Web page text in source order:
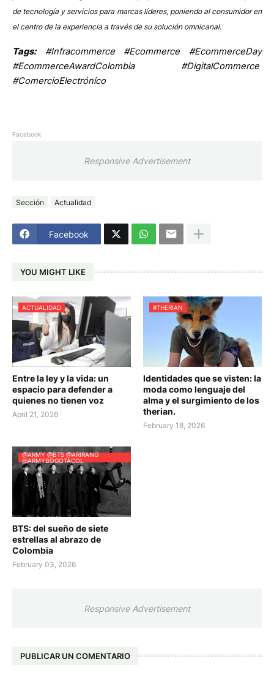
de tecnología y servicios para marcas líderes, poniendo al consumidor en
el centro de la experiencia a través de su solución omnicanal.
Tags:
#Infracommerce #Ecommerce #EcommerceDay
#EcommerceAwardColombia #DigitalCommerce
#ComercioElectrónico
Facebook
Responsive Advertisement
Sección Actualidad
Facebook
YOU MIGHT LIKE
ACTUALIDAD
Entre la ley y la vida: un
espacio para defender a
quienes no tienen voz
April 21, 2026
#THERIAN
Identidades que se visten: la
moda como lenguaje del
alma y el surgimiento de los
therian.
February 18, 2026
@ARMY @BTS @ARIRANG
@ARMYBOGOTACOL
BTS: del sueño de siete
estrellas al abrazo de
Colombia
February 03, 2026
Responsive Advertisement
PUBLICAR UN COMENTARIO